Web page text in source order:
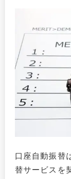
口座自動振替
替サービスを